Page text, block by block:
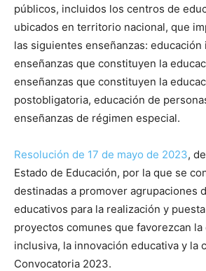
públicos, incluidos los centros de
ubicados en territorio nacional, que
las siguientes enseñanzas: educación
enseñanzas que constituyen la
enseñanzas que constituyen la
postobligatoria, educación de
enseñanzas de régimen especial.
Resolución de 17 de mayo de 2023,
Estado de Educación, por la que se
destinadas a promover agrupaciones
educativos para la realización y
proyectos comunes que favorezcan la
inclusiva, la innovación educativa y la
Convocatoria 2023.